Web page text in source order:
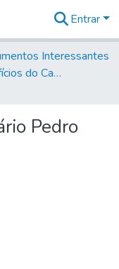
Entrar
Interessantes
Volume 70 - Ofícios do Capitão General Martins Lopes de Saldanha aos diversos funcionários da Capitania (1775-1776)
Pedro